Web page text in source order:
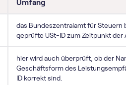
Umfang
das Bundeszentralamt für Steuern
geprüfte USt-ID zum Zeitpunkt der
hier wird auch überprüft, ob der
Geschäftsform des
ID korrekt sind.